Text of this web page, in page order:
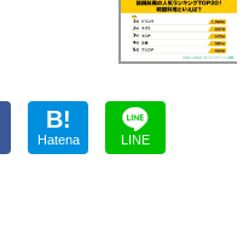
B!
Hatena LINE